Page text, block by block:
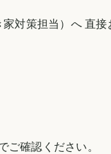
対策担当）へ 直接
ご確認ください。